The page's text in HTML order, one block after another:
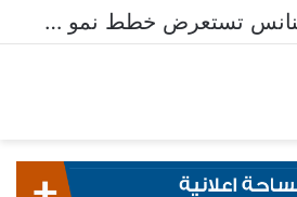
إي اف چي فاينانس تستعرض خطط نمو «بلد» لتعزيز حضورها في سوق تحويلات المصريين بالخارج